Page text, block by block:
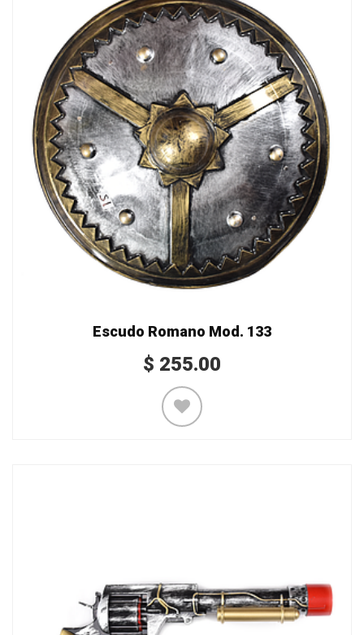
Escudo Romano Mod. 133
$ 255.00